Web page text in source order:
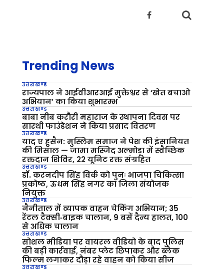
Trending News
उत्तराखण्ड
राज्यपाल ने आईवीआरआई मुक्तेश्वर से ‘खेत बचाओ
अभियान’ का किया शुभारम्भ
उत्तराखण्ड
बाबा नीब करौरी महाराज के स्थापना दिवस पर
सारथी फाउंडेशन ने किया प्रसाद वितरण
उत्तराखण्ड
याद ए हुसैन: मुस्लिम समाज ने पेश की इंसानियत
की मिसाल — जामा मस्जिद अल्मोड़ा में स्वैच्छिक
रक्तदान शिविर, 22 यूनिट रक्त संग्रहित
उत्तराखण्ड
डॉ. करनदीप सिंह विर्क को पुनः भाजपा चिकित्सा
प्रकोष्ठ, ऊधम सिंह नगर का जिला संयोजक
नियुक्त
उत्तराखण्ड
नैनीताल में व्यापक वाहन चेकिंग अभियान; 35
रेंटल टैक्सी‑बाइक चालान, 9 बसें दैन्य हालत, 100
से अधिक चालान
उत्तराखण्ड
सोशल मीडिया पर वायरल वीडियो के बाद पुलिस
की बड़ी कार्रवाई, नंबर प्लेट छिपाकर और ब्लैक
फिल्म लगाकर दौड़ा रहे वाहन को किया सीज
उत्तराखण्ड